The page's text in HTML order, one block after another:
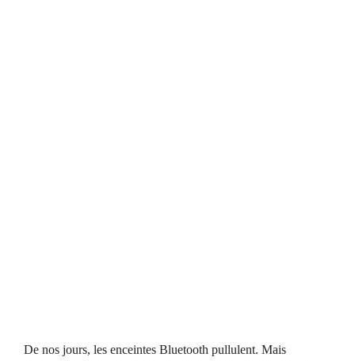
De nos jours, les enceintes Bluetooth pullulent. Mais